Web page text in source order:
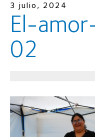
3 julio, 2024
El-
02